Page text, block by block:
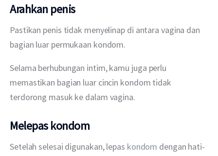
Arahkan penis
Pastikan penis tidak menyelinap di antara vagina dan
bagian luar permukaan kondom.
Selama berhubungan intim, kamu juga perlu
memastikan bagian luar cincin kondom tidak
terdorong masuk ke dalam vagina.
Melepas kondom
Setelah selesai digunakan, lepas kondom dengan hati-